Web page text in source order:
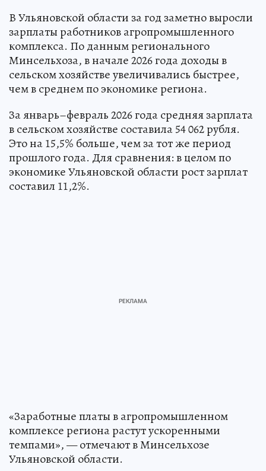
В Ульяновской области за год заметно выросли
зарплаты работников агропромышленного
комплекса. По данным регионального
Минсельхоза, в начале 2026 года доходы в
сельском хозяйстве увеличивались быстрее,
чем в среднем по экономике региона.
За январь–февраль 2026 года средняя зарплата
в сельском хозяйстве составила 54 062 рубля.
Это на 15,5% больше, чем за тот же период
прошлого года. Для сравнения: в целом по
экономике Ульяновской области рост зарплат
составил 11,2%.
«Заработные платы в агропромышленном
комплексе региона растут ускоренными
темпами», — отмечают в Минсельхозе
Ульяновской области.